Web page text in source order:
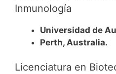
Inmunología
Universidad de
Perth, Australia.
Licenciatura en